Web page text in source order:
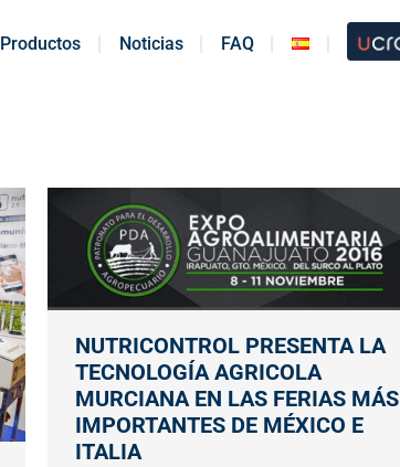
Productos Noticias FAQ
NUTRICONTROL PRESENTA LA
TECNOLOGÍA AGRICOLA
MURCIANA EN LAS FERIAS MÁS
IMPORTANTES DE MÉXICO E
ITALIA
Productos Noticias FAQ